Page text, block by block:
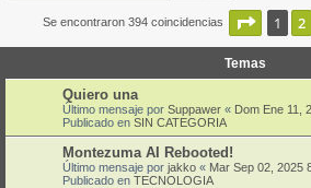
Se encontraron 394 coincidencias Página
1 2
Temas
Quiero una
Último mensaje por Suppawer « Dom Ene 11,
Publicado en SIN CATEGORIA
Montezuma AI Rebooted!
Último mensaje por jakko « Mar Sep 02, 2025
Publicado en TECNOLOGIA